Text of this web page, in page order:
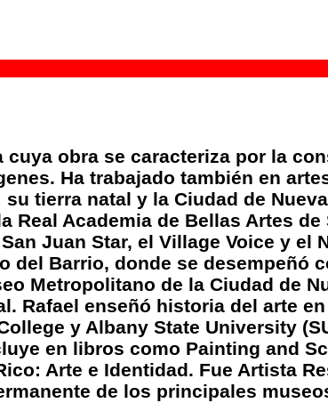
obra se caracteriza por la
Ha trabajado también en
tierra natal y la Ciudad de
Real Academia de Bellas Artes
Juan Star, el Village Voice y el
Barrio, donde se desempeñó
Metropolitano de la Ciudad de
Rafael enseñó historia del arte
y Albany State University
en libros como Painting and
Arte e Identidad. Fue Artista
de los principales